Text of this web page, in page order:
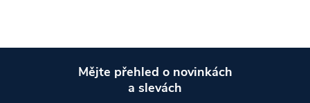
Mějte přehled o novinkách
a slevách